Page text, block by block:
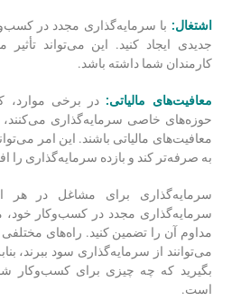
شما از رقبا کمک کند.
تنوع:تنوع بخشیدن به کسب‌وکار شما
خدمات جدید، می‌توانید ریسک خود را
تغییرات در بازار محافظت کنید.
اشتغال:با سرمایه‌گذاری مجدد در
کارمندان شما داشته باشد.
معافیت‌های مالیاتی: در برخی موارد،
حوزه‌های خاصی سرمایه‌گذاری
معافیت‌های مالیاتی باشند. این امر
به صرفه‌تر کند و بازده سرمایه‌گذاری را